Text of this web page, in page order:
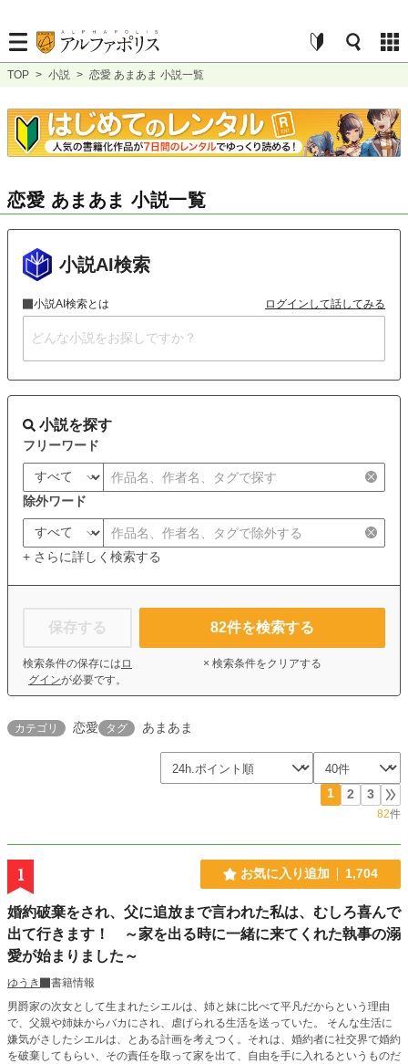
TOP > 小説 > 恋愛 あまあま 小説一覧
恋愛 あまあま 小説一覧
小説AI検索
小説AI検索とは ログインして話してみる
小説を探す
フリーワード
除外ワード
+ さらに詳しく検索する
保存する
検索条件の保存には ロ
グインが必要です。
82件を検索する
× 検索条件をクリアする
カテゴリ 恋愛 タグ あまあま
1 2 3
82件
1 お気に入り追加 1,704
婚約破棄をされ、父に追放まで言われた私は、むしろ喜んで
出て行きます！ ～家を出る時に一緒に来てくれた執事の溺
愛が始まりました～
ゆうき
書籍情報
男爵家の次女として生まれたシエルは、姉と妹に比べて平凡だからという理由
で、父親や姉妹からバカにされ、虐げられる生活を送っていた。 そんな生活に
嫌気がさしたシエルは、とある計画を考えつく。それは、婚約者に社交界で婚約
を破棄してもらい、その責任を取って家を出て、自由を手に入れるというものだ